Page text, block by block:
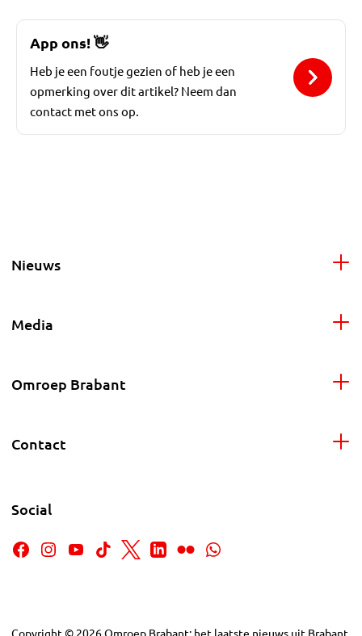
App ons!👋
Heb je een foutje gezien of heb je een
opmerking over dit artikel? Neem dan
contact met ons op.
Nieuws
Media
Omroep Brabant
Contact
Social
Copyright © 2026Omroep Brabant: het laatste nieuws uit Brabant,